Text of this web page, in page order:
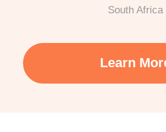
South Africa
Learn